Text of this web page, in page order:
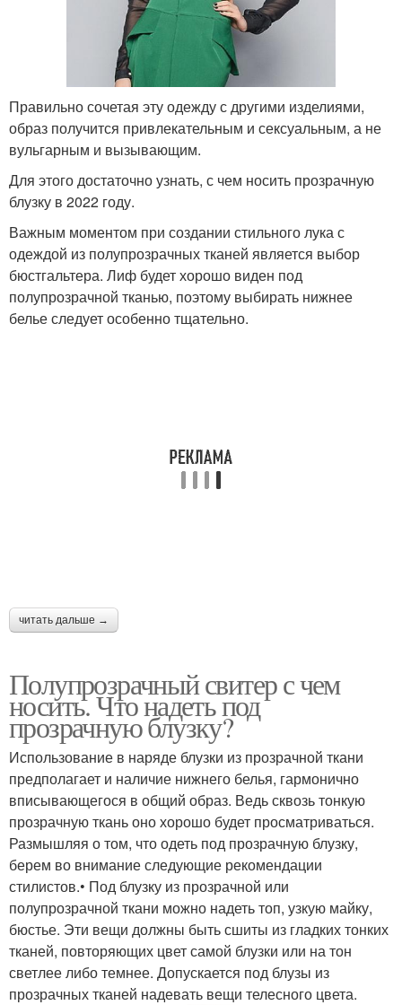
Правильно сочетая эту одежду с другими изделиями,
образ получится привлекательным и сексуальным, а не
вульгарным и вызывающим.
Для этого достаточно узнать, с чем носить прозрачную
блузку в 2022 году.
Важным моментом при создании стильного лука с
одеждой из полупрозрачных тканей является выбор
бюстгальтера. Лиф будет хорошо виден под
полупрозрачной тканью, поэтому выбирать нижнее
белье следует особенно тщательно.
читать дальше →
Полупрозрачный свитер с чем
носить. Что надеть под
прозрачную блузку?
Использование в наряде блузки из прозрачной ткани
предполагает и наличие нижнего белья, гармонично
вписывающегося в общий образ. Ведь сквозь тонкую
прозрачную ткань оно хорошо будет просматриваться.
Размышляя о том, что одеть под прозрачную блузку,
берем во внимание следующие рекомендации
стилистов.• Под блузку из прозрачной или
полупрозрачной ткани можно надеть топ, узкую майку,
бюстье. Эти вещи должны быть сшиты из гладких тонких
тканей, повторяющих цвет самой блузки или на тон
светлее либо темнее. Допускается под блузы из
прозрачных тканей надевать вещи телесного цвета.